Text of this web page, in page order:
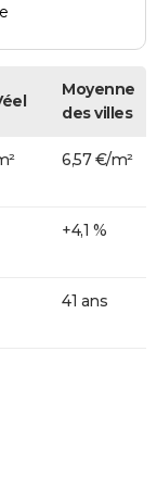
Moyenne
des villes
6,57 €/m²
+4,1 %
41 ans